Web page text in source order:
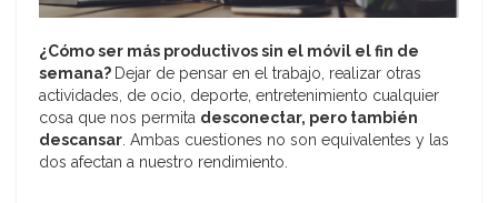
¿Cómo ser más productivos sin el móvil el fin de
semana? Dejar de pensar en el trabajo, realizar otras
actividades, de ocio, deporte, entretenimiento cualquier
cosa que nos permita desconectar, pero también
descansar. Ambas cuestiones no son equivalentes y las
dos afectan a nuestro rendimiento.